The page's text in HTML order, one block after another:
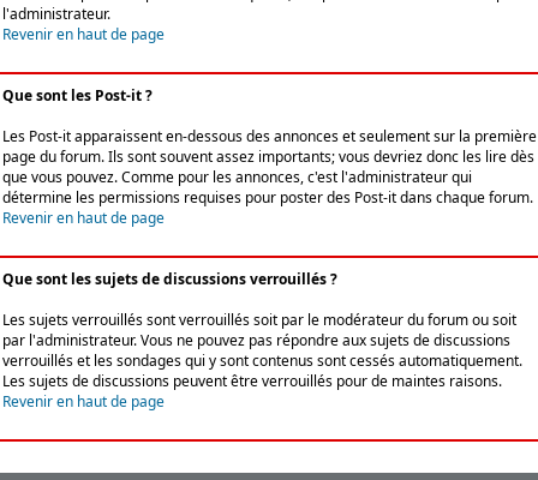
l'administrateur.
Revenir en haut de page
Que sont les Post-it ?
Les Post-it apparaissent en-dessous des annonces et seulement sur la première
page du forum. Ils sont souvent assez importants; vous devriez donc les lire dès
que vous pouvez. Comme pour les annonces, c'est l'administrateur qui
détermine les permissions requises pour poster des Post-it dans chaque forum.
Revenir en haut de page
Que sont les sujets de discussions verrouillés ?
Les sujets verrouillés sont verrouillés soit par le modérateur du forum ou soit
par l'administrateur. Vous ne pouvez pas répondre aux sujets de discussions
verrouillés et les sondages qui y sont contenus sont cessés automatiquement.
Les sujets de discussions peuvent être verrouillés pour de maintes raisons.
Revenir en haut de page